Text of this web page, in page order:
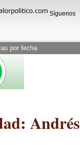
Síguenos
por fecha
Andrés